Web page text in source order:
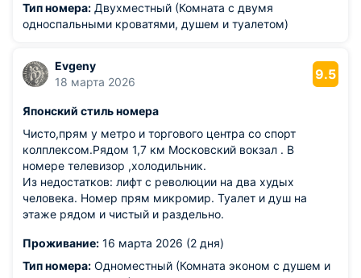
Тип номера: Двухместный (Комната с двумя
односпальными кроватями, душем и туалетом)
Evgeny
18 марта 2026
9.5
Японский стиль номера
Чисто,прям у метро и торгового центра со спорт
колплексом.Рядом 1,7 км Московский вокзал . В
номере телевизор ,холодильник.
Из недостатков: лифт с революции на два худых
человека. Номер прям микромир. Туалет и душ на
этаже рядом и чистый и раздельно.
Проживание: 16 марта 2026 (2 дня)
Тип номера: Одноместный (Комната эконом с душем и